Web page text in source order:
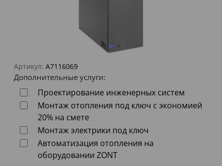
Артикул: A7116069
Дополнительные услуги:
Проектирование инженерных систем
Монтаж отопления под ключ с экономией
20% на смете
Монтаж электрики под ключ
Автоматизация отопления на
оборудовании ZONT